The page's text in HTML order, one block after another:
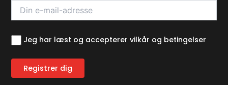
Jeg har læst og accepterer vilkår og betingelser